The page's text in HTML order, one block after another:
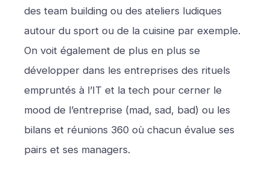
des team building ou des ateliers ludiques
autour du sport ou de la cuisine par exemple.
On voit également de plus en plus se
développer dans les entreprises des rituels
empruntés à l’IT et la tech pour cerner le
mood de l’entreprise (mad, sad, bad) ou les
bilans et réunions 360 où chacun évalue ses
pairs et ses managers.